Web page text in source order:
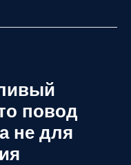
повод
не для